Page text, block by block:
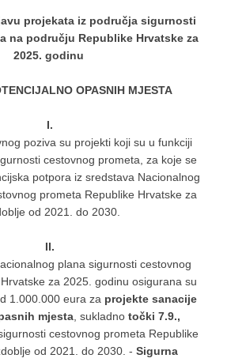
projekata iz područja sigurnosti
na području Republike Hrvatske za
2025. godinu
OPASNIH MJESTA
I.
poziva su projekti koji su u funkciji
cestovnog prometa, za koje se
potpora iz sredstava Nacionalnog
prometa Republike Hrvatske za
od 2021. do 2030.
II.
plana sigurnosti cestovnog
za 2025. godinu osigurana su
1.000.000 eura za projekte sanacije
mjesta , sukladno točki 7.9.,
cestovnog prometa Republike
od 2021. do 2030. - Sigurna